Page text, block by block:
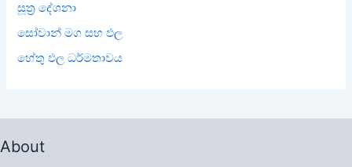
සූත්‍ර දේශනා
සෝවාන් මග සහ ඵල
හේතු ඵල ධර්මතාවය
About